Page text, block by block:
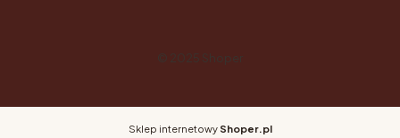
Sklep internetowy Shoper.pl